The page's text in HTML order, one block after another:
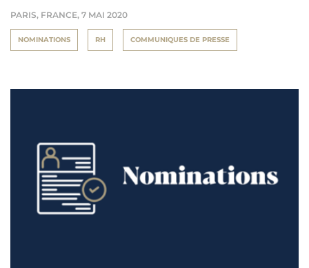
PARIS, FRANCE, 7 MAI 2020
NOMINATIONS RH COMMUNIQUES DE PRESSE